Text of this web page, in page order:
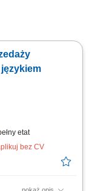
etat
bez CV